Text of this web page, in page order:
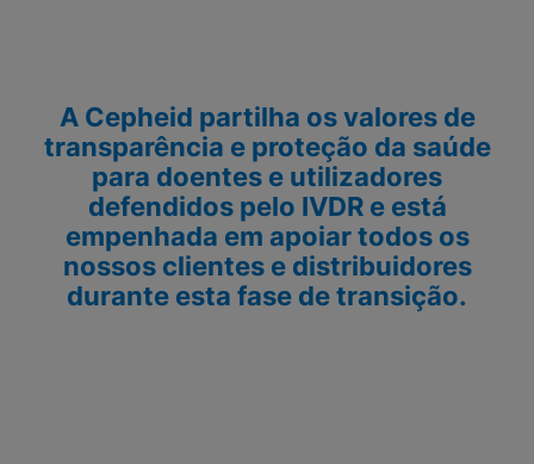
A Cepheid partilha os valores de
transparência e proteção da saúde
para doentes e utilizadores
defendidos pelo IVDR e está
empenhada em apoiar todos os
nossos clientes e distribuidores
durante esta fase de transição.